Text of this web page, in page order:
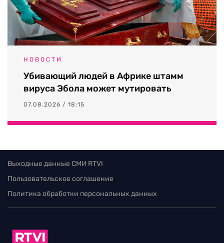
НОВОСТИ
Убивающий людей в Африке штамм
вируса Эбола может мутировать
07.08.2026 / 18:15
Выходные данные СМИ RTVI
Пользовательское соглашение
Политика обработки персональных данных